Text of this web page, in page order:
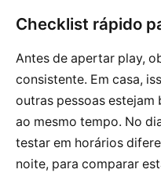
Checklist rápido
Antes de apertar play,
consistente. Em casa,
outras pessoas
ao mesmo tempo. No
testar em horários
noite, para comparar